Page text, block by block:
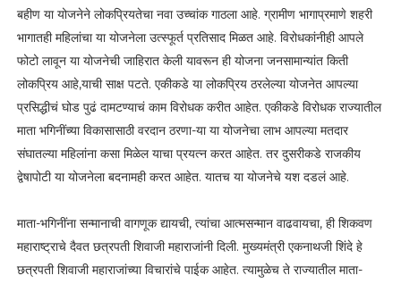
बहीण या योजनेने लोकप्रियतेचा नवा उच्चांक गाठला आहे. ग्रामीण भागाप्रमाणे शहरी
भागातही महिलांचा या योजनेला उत्स्फूर्त प्रतिसाद मिळत आहे. विरोधकांनीही आपले
फोटो लावून या योजनेची जाहिरात केली यावरून ही योजना जनसामान्यांत किती
लोकप्रिय आहे,याची साक्ष पटते. एकीकडे या लोकप्रिय ठरलेल्या योजनेत आपल्या
प्रसिद्धीचं घोड पुढं दामटण्याचं काम विरोधक करीत आहेत. एकीकडे विरोधक राज्यातील
माता भगिनींच्या विकासासाठी वरदान ठरणा-या या योजनेचा लाभ आपल्या मतदार
संघातल्या महिलांना कसा मिळेल याचा प्रयत्न करत आहेत. तर दुसरीकडे राजकीय
द्वेषापोटी या योजनेला बदनामही करत आहेत. यातच या योजनेचे यश दडलं आहे.
माता-भगिनींना सन्मानाची वागणूक द्यायची, त्यांचा आत्मसन्मान वाढवायचा, ही शिकवण
महाराष्ट्राचे दैवत छत्रपती शिवाजी महाराजांनी दिली. मुख्यमंत्री एकनाथजी शिंदे हे
छत्रपती शिवाजी महाराजांच्या विचारांचे पाईक आहेत. त्यामुळेच ते राज्यातील माता-